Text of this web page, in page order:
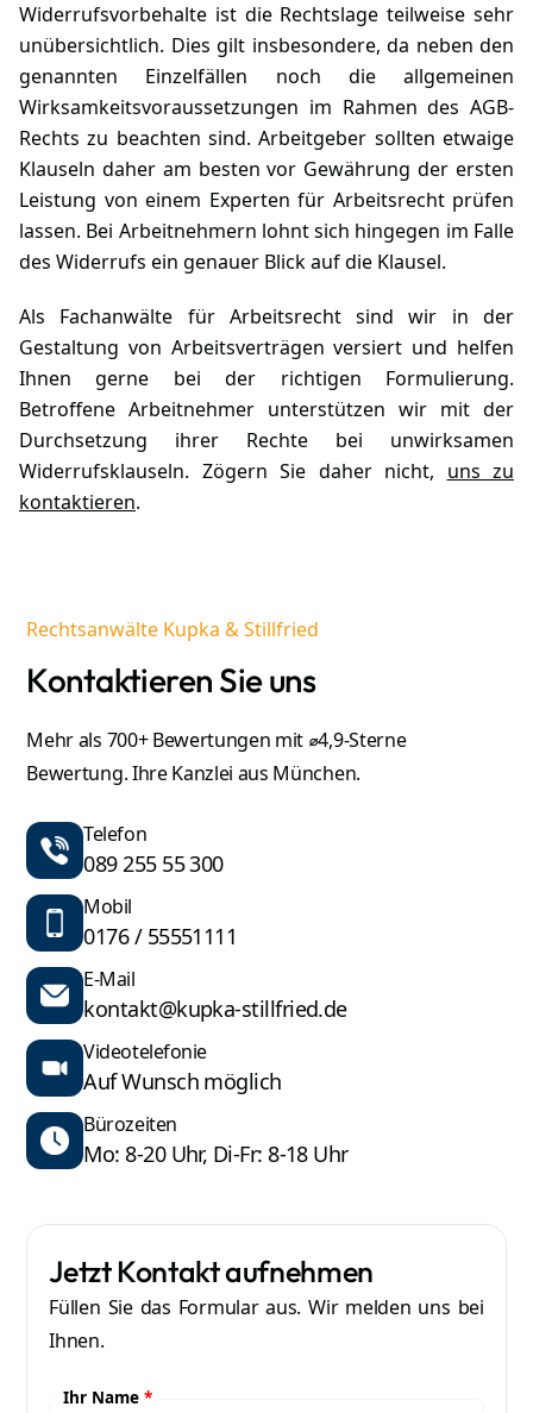
Widerrufsvorbehalte ist die Rechtslage teilweise sehr
unübersichtlich. Dies gilt insbesondere, da neben den
genannten Einzelfällen noch die allgemeinen
Wirksamkeitsvoraussetzungen im Rahmen des AGB-
Rechts zu beachten sind. Arbeitgeber sollten etwaige
Klauseln daher am besten vor Gewährung der ersten
Leistung von einem Experten für Arbeitsrecht prüfen
lassen. Bei Arbeitnehmern lohnt sich hingegen im Falle
des Widerrufs ein genauer Blick auf die Klausel.
Als Fachanwälte für Arbeitsrecht sind wir in der
Gestaltung von Arbeitsverträgen versiert und helfen
Ihnen gerne bei der richtigen Formulierung.
Betroffene Arbeitnehmer unterstützen wir mit der
Durchsetzung ihrer Rechte bei unwirksamen
Widerrufsklauseln. Zögern Sie daher nicht, uns zu
kontaktieren.
Rechtsanwälte Kupka & Stillfried
Kontaktieren Sie uns
Mehr als 700+ Bewertungen mit ⌀4,9-Sterne
Bewertung. Ihre Kanzlei aus München.
Telefon
089 255 55 300
Mobil
0176 / 55551111
E-Mail
kontakt@kupka-stillfried.de
Videotelefonie
Auf Wunsch möglich
Bürozeiten
Mo: 8-20 Uhr, Di-Fr: 8-18 Uhr
Jetzt Kontakt aufnehmen
Füllen Sie das Formular aus. Wir melden uns bei
Ihnen.
Ihr Name*